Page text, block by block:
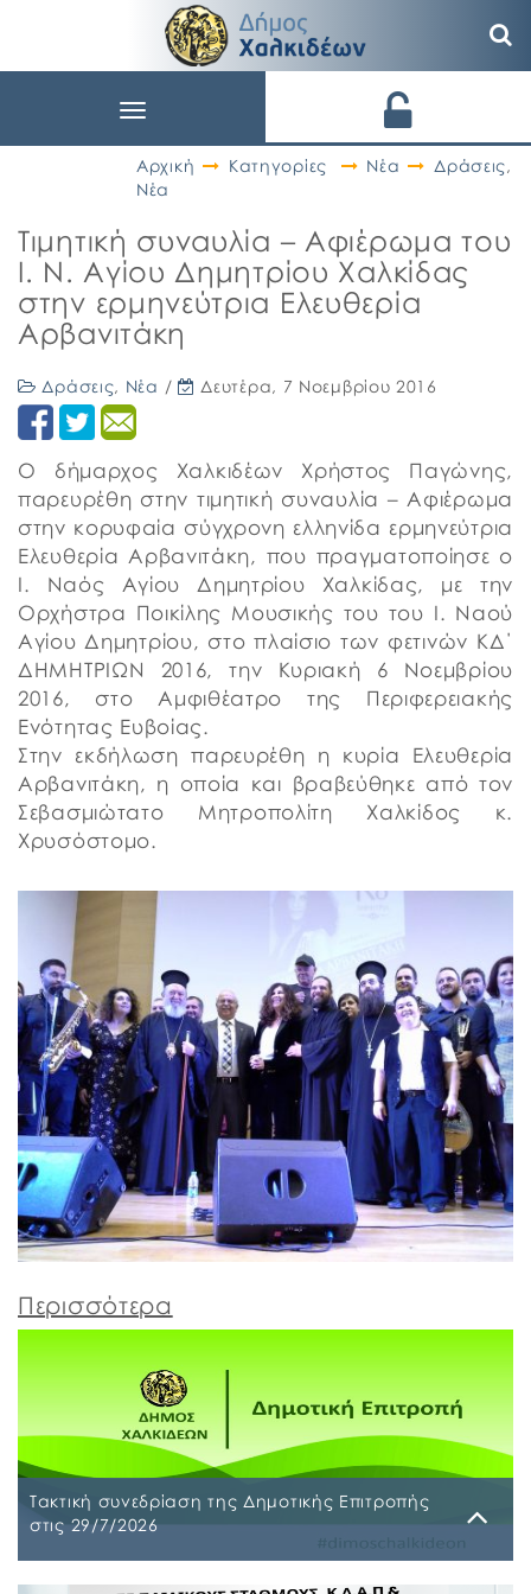
Toggle
Αρχική
Κατηγορίες Νέα Δράσεις,
Νέα
Τιμητική συναυλία – Αφιέρωμα του
Ι. Ν. Αγίου Δημητρίου Χαλκίδας
στην ερμηνεύτρια Ελευθερία
Αρβανιτάκη
Δράσεις, Νέα / Δευτέρα, 7 Νοεμβρίου 2016
Ο δήμαρχος Χαλκιδέων Χρήστος Παγώνης,
παρευρέθη στην τιμητική συναυλία – Αφιέρωμα
στην κορυφαία σύγχρονη ελληνίδα ερμηνεύτρια
Ελευθερία Αρβανιτάκη, που πραγματοποίησε ο
Ι. Ναός Αγίου Δημητρίου Χαλκίδας, με την
Ορχήστρα Ποικίλης Μουσικής του του Ι. Ναού
Αγίου Δημητρίου, στο πλαίσιο των φετινών ΚΔ΄
ΔΗΜΗΤΡΙΩΝ 2016, την Κυριακή 6 Νοεμβρίου
2016, στο Αμφιθέατρο της Περιφερειακής
Ενότητας Ευβοίας.
Στην εκδήλωση παρευρέθη η κυρία Ελευθερία
Αρβανιτάκη, η οποία και βραβεύθηκε από τον
Σεβασμιώτατο Μητροπολίτη Χαλκίδος κ.
Χρυσόστομο.
Περισσότερα
Τακτική συνεδρίαση της Δημοτικής Επιτροπής
στις 29/7/2026